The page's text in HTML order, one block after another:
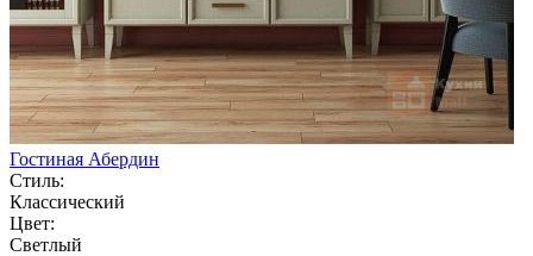
Гостиная Абердин
Стиль:
Классический
Цвет:
Светлый